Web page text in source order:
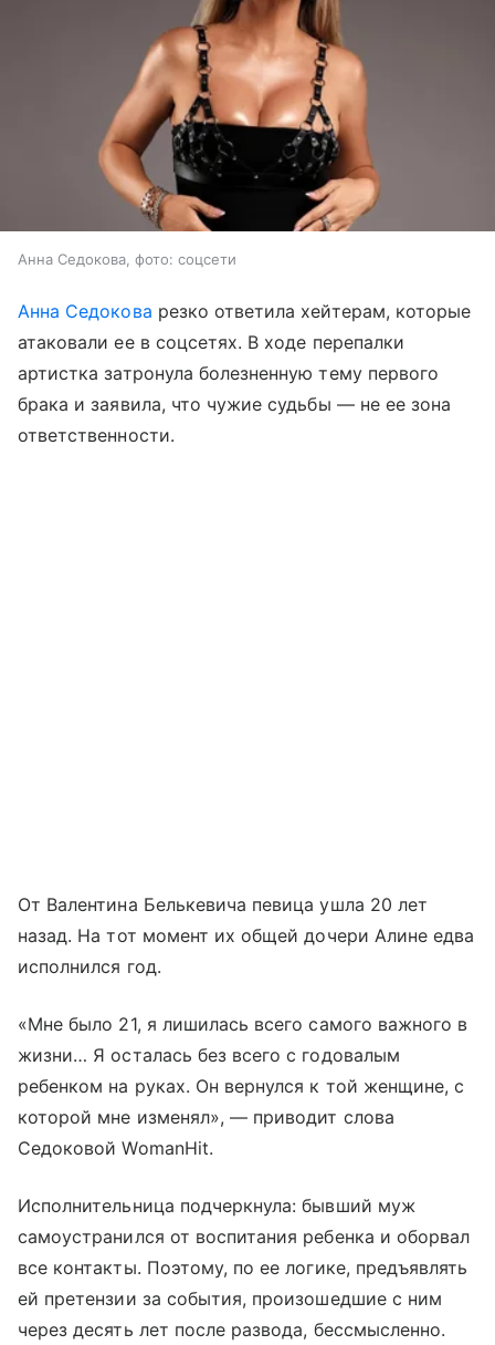
Анна Седокова, фото: соцсети
Анна Седокова резко ответила хейтерам, которые
атаковали ее в соцсетях. В ходе перепалки
артистка затронула болезненную тему первого
брака и заявила, что чужие судьбы — не ее зона
ответственности.
От Валентина Белькевича певица ушла 20 лет
назад. На тот момент их общей дочери Алине едва
исполнился год.
«Мне было 21, я лишилась всего самого важного в
жизни… Я осталась без всего с годовалым
ребенком на руках. Он вернулся к той женщине, с
которой мне изменял», — приводит слова
Седоковой WomanHit.
Исполнительница подчеркнула: бывший муж
самоустранился от воспитания ребенка и оборвал
все контакты. Поэтому, по ее логике, предъявлять
ей претензии за события, произошедшие с ним
через десять лет после развода, бессмысленно.